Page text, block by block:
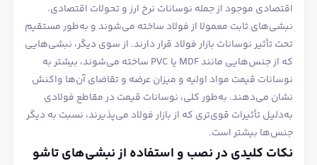
اقتصادی موجود از جمله نوسانات نرخ ارز و تحولات اقتصادی.
نبشی‌های ثابت معمولا از فولاد ساخته می‌شوند و به‌طور مستقیم
تحت تأثیر نوسانات بازار فولاد قرار دارند. از سوی دیگر، نبشی‌هایی
که از جنس‌هایی مانند MDF یا PVC ساخته می‌شوند، بیشتر به
نوسانات قیمت مواد اولیه و میزان عرضه و تقاضای آن‌ها واکنش
نشان می‌دهند. به‌طور کلی، نوسانات قیمت در مقاطع فولادی
به‌دلیل تأثیرات قوی‌تری که از بازار فولاد می‌پذیرند، نسبت به دیگر
جنس‌ها بیشتر است.
نکات کلیدی در نصب و استفاده از نبشی‌های تاشو